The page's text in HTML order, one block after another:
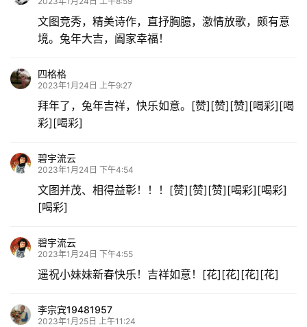
文图竞秀，精美诗作，直抒胸臆，激情放歌，颇有意
境。兔年大吉，阖家幸福！
四格格
2023年1月24日 上午9:27
拜年了，兔年吉祥，快乐如意。[赞][赞][赞][喝彩][喝
彩][喝彩]
碧宇流云
2023年1月24日 下午4:54
文图并茂、相得益彰！！！[赞][赞][赞][喝彩][喝彩]
[喝彩]
碧宇流云
2023年1月24日 下午4:55
遥祝小妹妹新春快乐！吉祥如意！[花][花][花][花]
李宗宾19481957
2023年1月25日 上午11:24